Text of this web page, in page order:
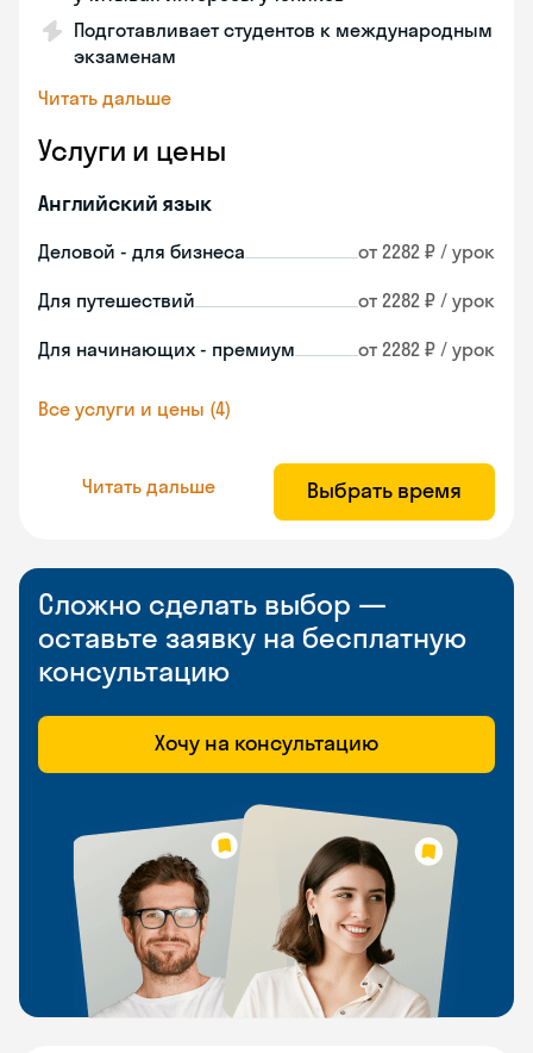
Подготавливает студентов к международным
экзаменам
Читать дальше
Услуги и цены
Английский язык
Деловой - для бизнеса от 2282 ₽ / урок
Для путешествий от 2282 ₽ / урок
Для начинающих - премиум от 2282 ₽ / урок
Все услуги и цены (4)
Читать дальше Выбрать время
Сложно сделать выбор —
оставьте заявку на бесплатную
консультацию
Хочу на консультацию